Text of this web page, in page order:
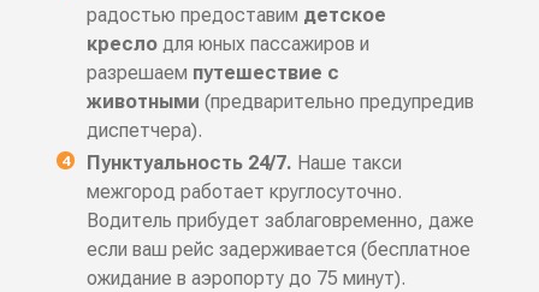
радостью предоставим детское
креслодля юных пассажиров и
разрешаем путешествие с
животными (предварительно предупредив
диспетчера).
Пунктуальность 24/7. Наше такси
межгород работает круглосуточно.
Водитель прибудет заблаговременно, даже
если ваш рейс задерживается (бесплатное
ожидание в аэропорту до 75 минут).